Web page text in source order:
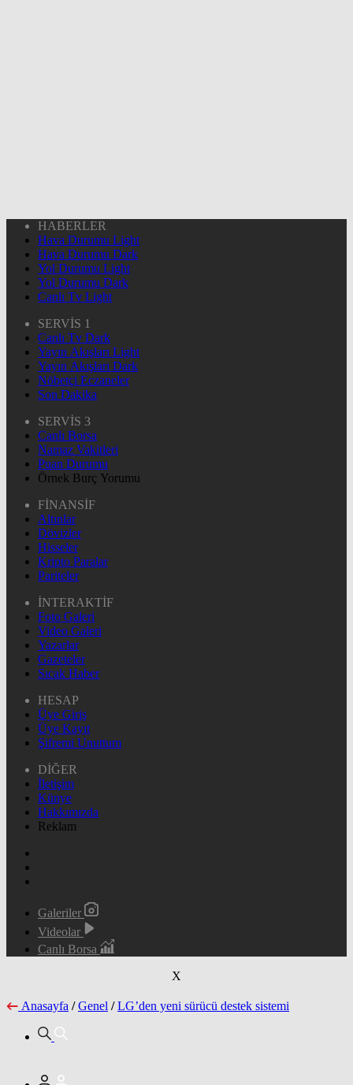
HABERLER
Hava Durumu Light
Hava Durumu Dark
Yol Durumu Light
Yol Durumu Dark
Canlı Tv Light
SERVİS 1
Canlı Tv Dark
Yayın Akışları Light
Yayın Akışları Dark
Nöbetçi Eczaneler
Son Dakika
SERVİS 3
Canlı Borsa
Namaz Vakitleri
Puan Durumu
Örnek Burç Yorumu
FİNANSİF
Altınlar
Dövizler
Hisseler
Kripto Paralar
Pariteler
İNTERAKTİF
Foto Galeri
Video Galeri
Yazarlar
Gazeteler
Sıcak Haber
HESAP
Üye Giriş
Üye Kayıt
Şifremi Unuttum
DİĞER
İletişim
Künye
Hakkımızda
Reklam
Galeriler
Videolar
Canlı Borsa
X
Anasayfa / Genel / LG’den yeni sürücü destek sistemi